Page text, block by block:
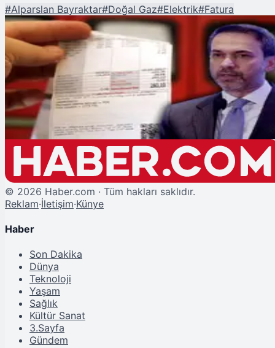
#Alparslan Bayraktar#Doğal Gaz#Elektrik#Fatura
Şu An Okunan
Bakan Bayraktar'dan Elektrik ve Doğal Gaz Fatura Desteğine Dair
© 2026 Haber.com · Tüm hakları saklıdır.
Reklam·İletişim·Künye
Haber
Son Dakika
Dünya
Teknoloji
Yaşam
Sağlık
Kültür Sanat
3.Sayfa
Gündem